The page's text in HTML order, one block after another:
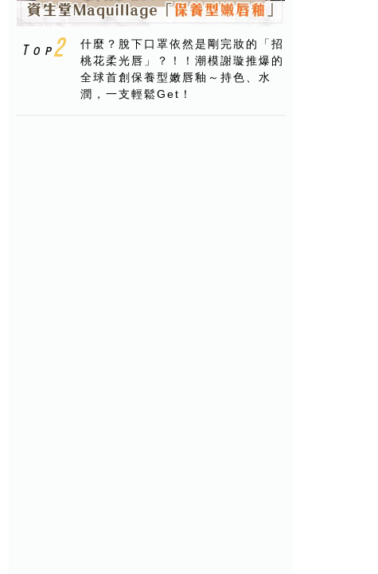
什麼？脫下口罩依然是剛完妝的「招
桃花柔光唇」？！！潮模謝璇推爆的
全球首創保養型嫩唇釉～持色、水
潤，一支輕鬆Get！